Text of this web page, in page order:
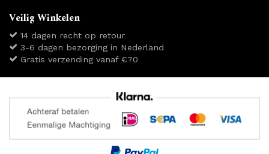
Veilig Winkelen
14 dagen recht op retour
3-6 dagen bezorging in Nederland
Gratis verzending vanaf €70